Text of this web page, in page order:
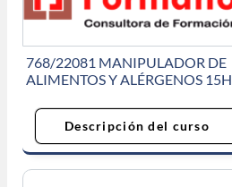
768/22081 MANIPULADOR DE
ALIMENTOS Y ALÉRGENOS 15H
Descripción del curso